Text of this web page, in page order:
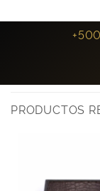
PRODUCTOS